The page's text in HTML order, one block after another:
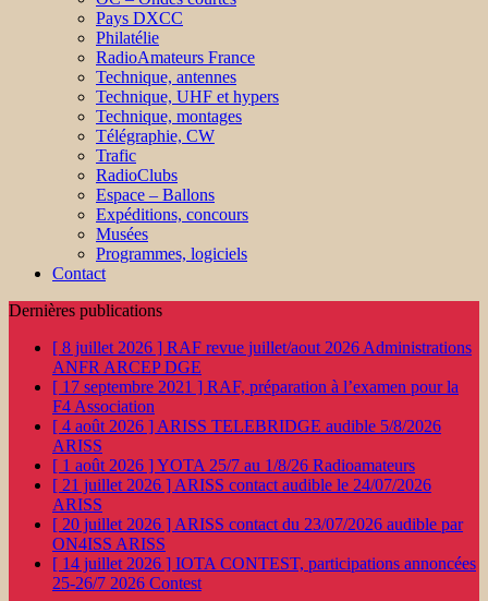
Pays DXCC
Philatélie
RadioAmateurs France
Technique, antennes
Technique, UHF et hypers
Technique, montages
Télégraphie, CW
Trafic
RadioClubs
Espace – Ballons
Expéditions, concours
Musées
Programmes, logiciels
Contact
Dernières publications
[ 8 juillet 2026 ] RAF revue juillet/aout 2026 Administrations
ANFR ARCEP DGE
[ 17 septembre 2021 ] RAF, préparation à l’examen pour la
F4 Association
[ 4 août 2026 ] ARISS TELEBRIDGE audible 5/8/2026
ARISS
[ 1 août 2026 ]YOTA 25/7 au 1/8/26 Radioamateurs
[ 21 juillet 2026 ] ARISS contact audible le 24/07/2026
ARISS
[ 20 juillet 2026 ] ARISS contact du 23/07/2026 audible par
ON4ISS ARISS
[ 14 juillet 2026 ] IOTA CONTEST, participations annoncées
25-26/7 2026 Contest